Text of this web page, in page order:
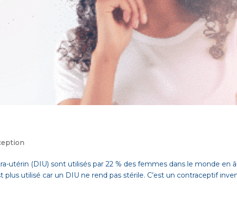
utérin (DIU) sont utilisés par 22 % des femmes dans le monde en
plus utilisé car un DIU ne rend pas stérile. C’est un contraceptif